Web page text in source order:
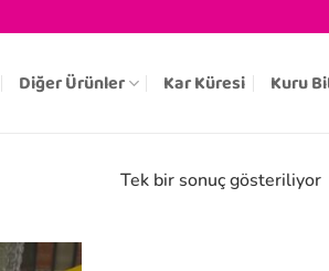
Diğer Ürünler Kar Küresi Kuru
Tek bir sonuç gösteriliyor